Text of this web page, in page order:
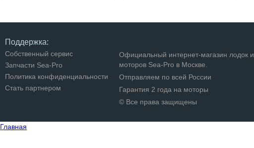
Поддержка:
Собственный сервис
Запчасти Sea-Pro
Политика конфиденциальности
Стать партнером
Официальный интернет-магазин лодок и
моторов Sea-Pro в Москве.
Отправляем по всей России
Гарантия 2 года на моторы
© Все права защищены
Главная